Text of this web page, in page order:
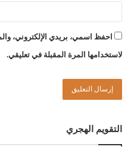
احفظ اسمي، بريدي الإلكتروني،
لاستخدامها المرة المقبلة في تعليقي.
التقويم الهجري